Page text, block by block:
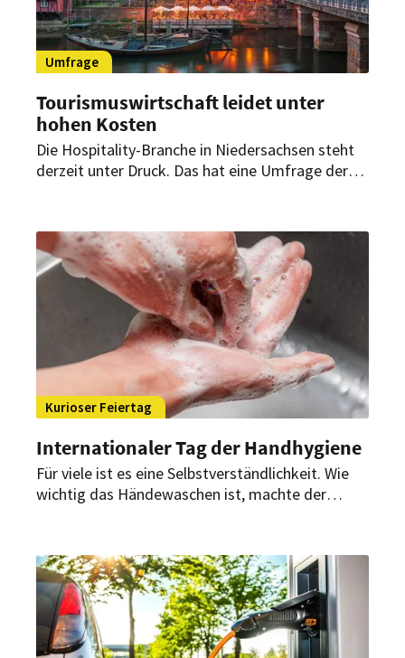
Umfrage
Tourismuswirtschaft leidet unter
hohen Kosten
Die Hospitality-Branche in Niedersachsen steht
derzeit unter Druck. Das hat eine Umfrage der
Es werden Maßnahmen seitens der
Unternehmen gefordert.
Kurioser Feiertag
Internationaler Tag der Handhygiene
Für viele ist es eine Selbstverständlichkeit. Wie
wichtig das Händewaschen ist, machte der
am 5. Mai der internationale Tag der
Handhygiene gefeiert.